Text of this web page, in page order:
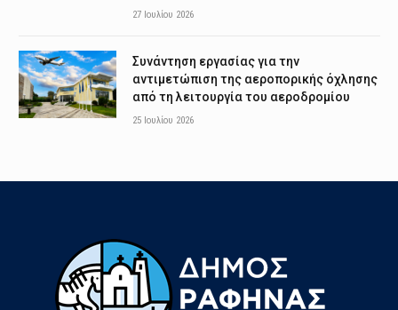
27 Ιουλίου 2026
Συνάντηση εργασίας για την
αντιμετώπιση της αεροπορικής όχλησης
από τη λειτουργία του αεροδρομίου
25 Ιουλίου 2026